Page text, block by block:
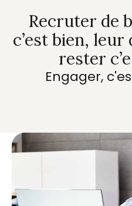
Recruter de
c’est bien,
rester
Engager,